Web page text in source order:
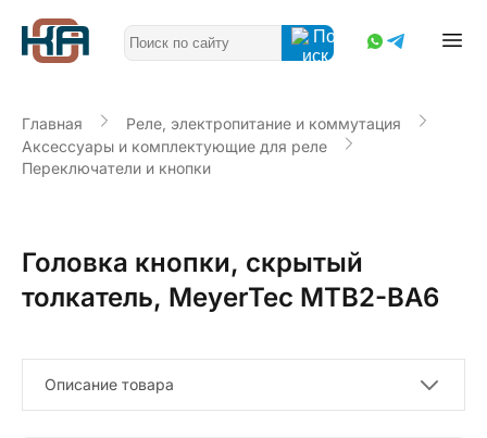
Главная
Реле, электропитание и коммутация
Аксессуары и комплектующие для реле
Переключатели и кнопки
Головка кнопки, скрытый
толкатель, MeyerTec MTB2-BA6
Описание товара